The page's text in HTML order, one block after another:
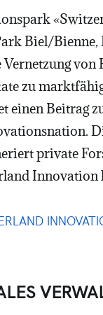
Biel/
zu
einen Beitrag
private
Innovation